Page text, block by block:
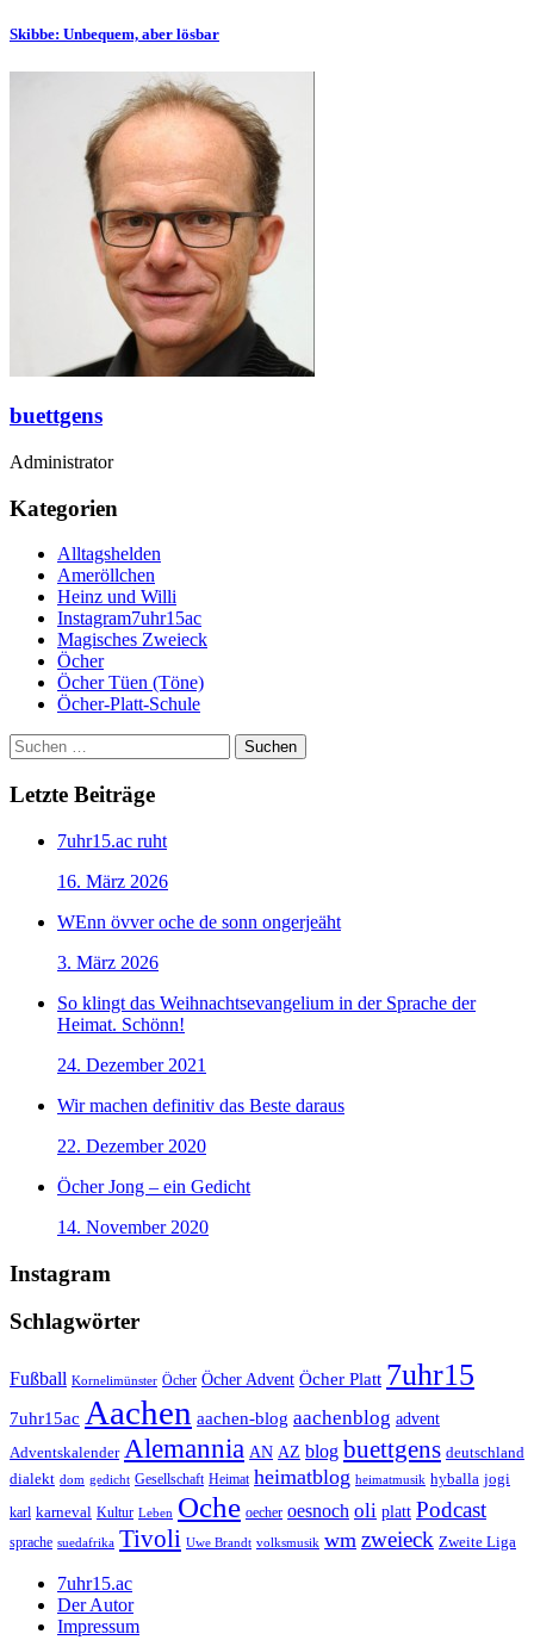
Skibbe: Unbequem, aber lösbar
buettgens
Administrator
Kategorien
Alltagshelden
Ameröllchen
Heinz und Willi
Instagram7uhr15ac
Magisches Zweieck
Öcher
Öcher Tüen (Töne)
Öcher-Platt-Schule
Suchen
nach:
Letzte Beiträge
7uhr15.ac ruht
16. März 2026
WEnn övver oche de sonn ongerjeäht
3. März 2026
So klingt das Weihnachtsevangelium in der Sprache der
Heimat. Schönn!
24. Dezember 2021
Wir machen definitiv das Beste daraus
22. Dezember 2020
Öcher Jong – ein Gedicht
14. November 2020
Instagram
Schlagwörter
Fußball Kornelimünster Öcher Öcher Advent Öcher Platt 7uhr15
7uhr15ac Aachen aachen-blog aachenblog advent
Adventskalender Alemannia AN AZ blog buettgens deutschland
dialekt dom gedicht Gesellschaft Heimat heimatblog heimatmusik hyballa jogi
karl karneval Kultur Leben Oche oecher oesnoch oli platt Podcast
sprache suedafrika Tivoli Uwe Brandt volksmusik wm zweieck Zweite Liga
7uhr15.ac
Der Autor
Impressum